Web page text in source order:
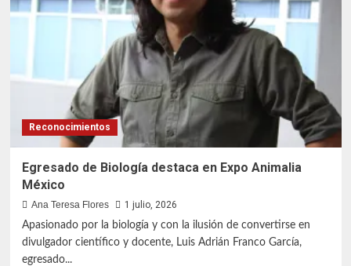
Universitarios
y
5F
Reconocimientos
Egresado de Biología destaca en Expo Animalia
México
Ana Teresa Flores
1 julio, 2026
Apasionado por la biología y con la ilusión de convertirse en
divulgador científico y docente, Luis Adrián Franco García,
egresado...